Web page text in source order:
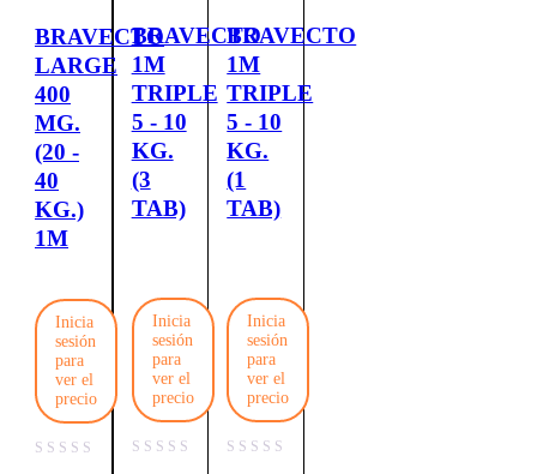
BRAVECTO
LARGE
400
MG.
(20 -
40
KG.)
1M
Inicia
sesión
para
ver el
precio
BRAVECTO
1M
TRIPLE
5 - 10
KG.
(3
TAB)
Inicia
sesión
para
ver el
precio
BRAVECTO
1M
TRIPLE
5 - 10
KG.
(1
TAB)
Inicia
sesión
para
ver el
precio